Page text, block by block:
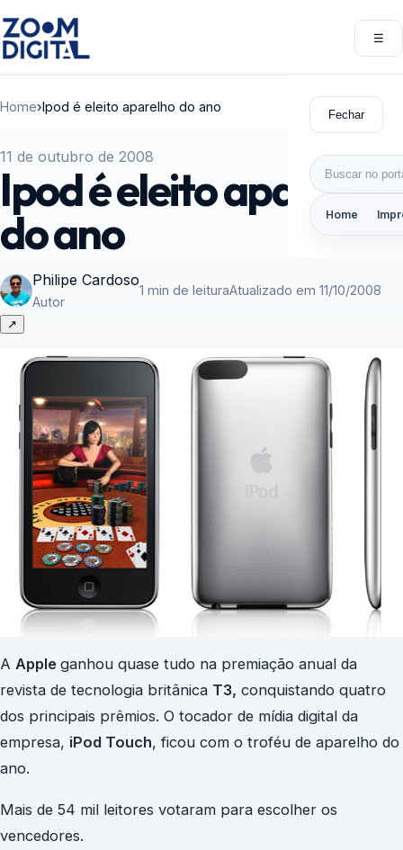
☰
Fechar
Buscar por:
Home
Home›Ipod é eleito aparelho do ano
11 de outubro de 2008
Ipod é eleito aparelho
do ano
Philipe Cardoso
Autor
1 min de leituraAtualizado em 11/10/2008
↗
A Apple ganhou quase tudo na premiação anual da
revista de tecnologia britânica T3, conquistando quatro
dos principais prêmios. O tocador de mídia digital da
empresa, iPod Touch, ficou com o troféu de aparelho do
ano.
Mais de 54 mil leitores votaram para escolher os
vencedores.